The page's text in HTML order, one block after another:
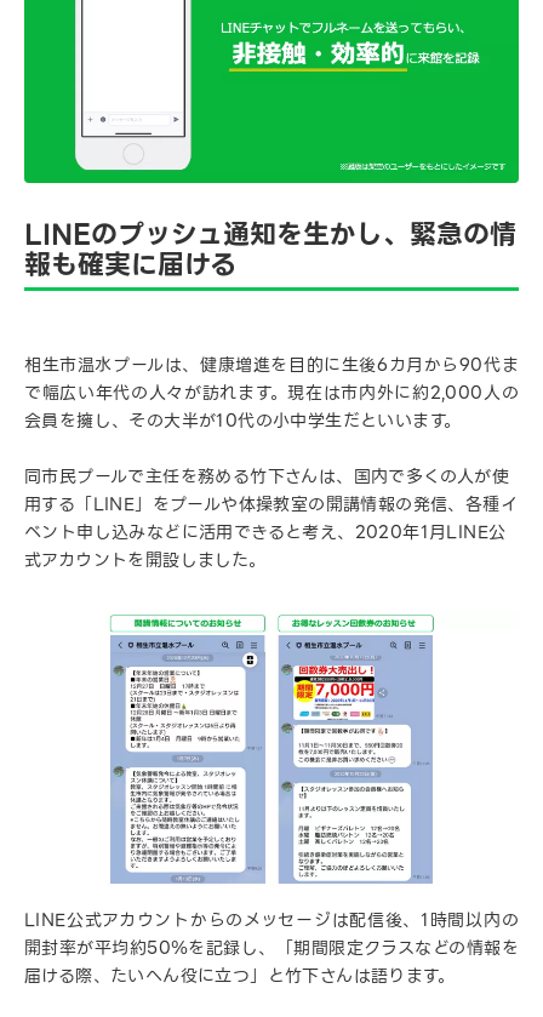
LINEのプッシュ通知を生かし、緊急の情
報も確実に届ける
相生市温水プールは、健康増進を目的に生後6カ月から90代ま
で幅広い年代の人々が訪れます。現在は市内外に約2,000人の
会員を擁し、その大半が10代の小中学生だといいます。
同市民プールで主任を務める竹下さんは、国内で多くの人が使
用する「LINE」をプールや体操教室の開講情報の発信、各種イ
ベント申し込みなどに活用できると考え、2020年1月LINE公
式アカウントを開設しました。
LINE公式アカウントからのメッセージは配信後、1時間以内の
開封率が平均約50％を記録し、「期間限定クラスなどの情報を
届ける際、たいへん役に立つ」と竹下さんは語ります。